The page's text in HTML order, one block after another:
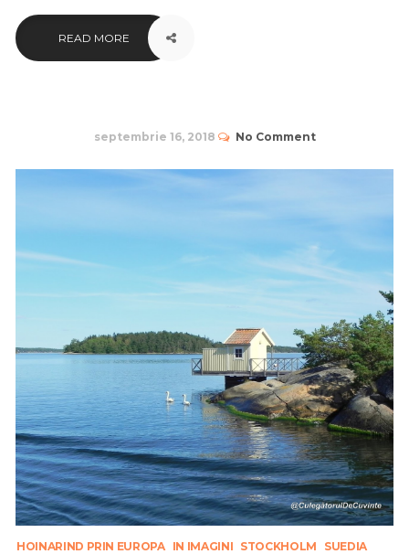
READ MORE
septembrie 16, 2018 No Comment
HOINARIND PRIN EUROPA IN IMAGINI STOCKHOLM SUEDIA